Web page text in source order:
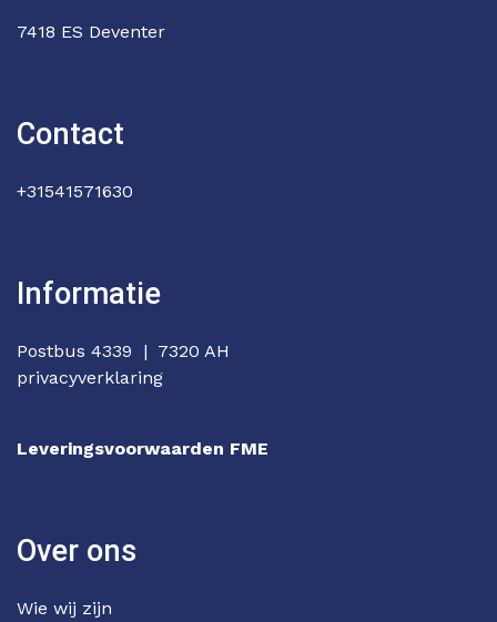
7418 ES Deventer
Contact
+31541571630
Informatie
Postbus 4339 | 7320 AH
privacyverklaring
Leveringsvoorwaarden FME
Over ons
Wie wij zijn